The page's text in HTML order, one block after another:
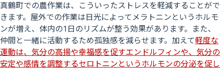
真鶴町での農作業は、こういったストレスを軽減することがで
きます。屋外での作業は日光によってメラトニンというホルモ
ンが増え、体内の1日のリズムが整う効果があります。また、
仲間と一緒に活動するため孤独感を減らせます。加えて軽度な
運動は、気分の高揚や幸福感を促すエンドルフィンや、気分の
安定や感情を調整するセロトニンというホルモンの分泌を促し